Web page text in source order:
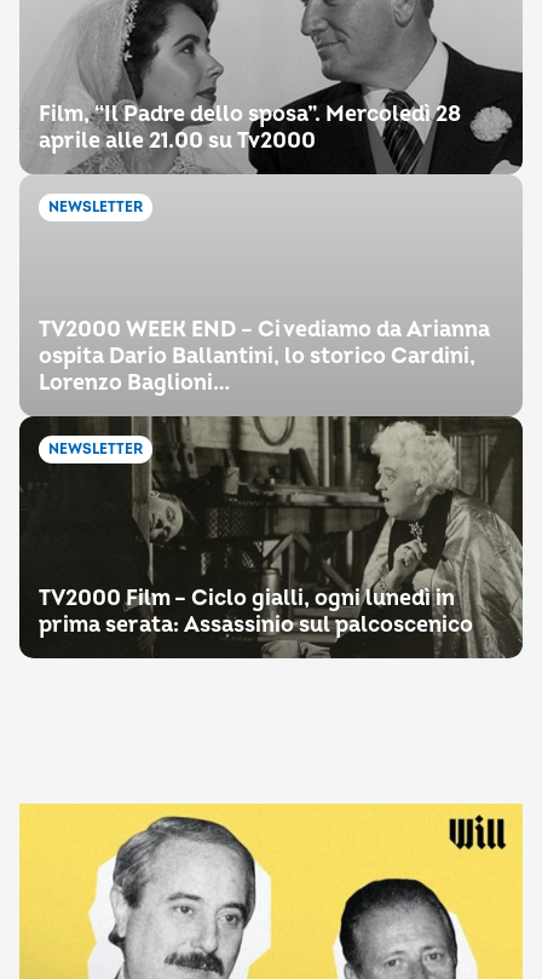
Film, “Il Padre dello sposa”. Mercoledì 28
aprile alle 21.00 su Tv2000
NEWSLETTER
TV2000 WEEK END – Ci vediamo da Arianna
ospita Dario Ballantini, lo storico Cardini,
Lorenzo Baglioni…
NEWSLETTER
TV2000 Film – Ciclo gialli, ogni lunedì in
prima serata: Assassinio sul palcoscenico